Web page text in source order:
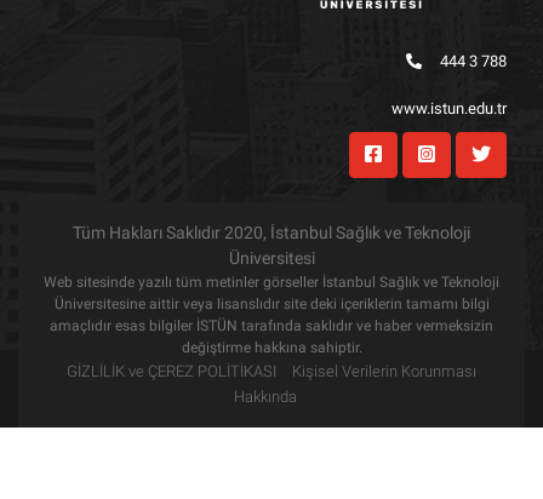
444 3 788
www.istun.edu.tr
Tüm Hakları Saklıdır 2020, İstanbul Sağlık ve Teknoloji
Üniversitesi
Web sitesinde yazılı tüm metinler görseller İstanbul Sağlık ve Teknoloji
Üniversitesine aittir veya lisanslıdır site deki içeriklerin tamamı bilgi
amaçlıdır esas bilgiler İSTÜN tarafında saklıdır ve haber vermeksizin
değiştirme hakkına sahiptir.
GİZLİLİK ve ÇEREZ POLİTİKASI
Kişisel Verilerin Korunması
Hakkında